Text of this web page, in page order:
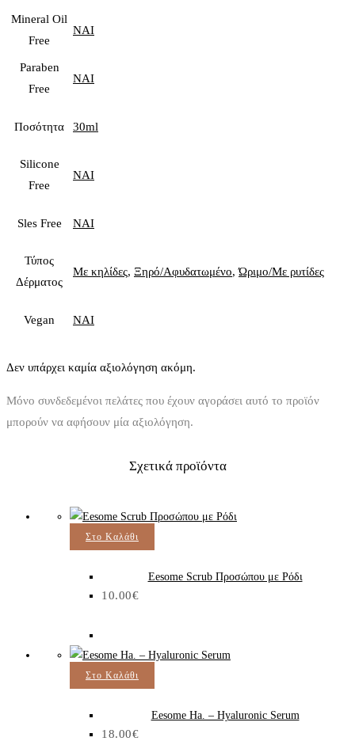
Mineral Oil
Free
ΝΑΙ
Paraben
Free
ΝΑΙ
Ποσότητα 30ml
Silicone
Free
ΝΑΙ
Sles Free ΝΑΙ
Τύπος
Δέρματος
Με κηλίδες, Ξηρό/Αφυδατωμένο,Ώριμο/Με ρυτίδες
Vegan ΝΑΙ
Δεν υπάρχει καμία αξιολόγηση ακόμη.
Μόνο συνδεδεμένοι πελάτες που έχουν αγοράσει αυτό το προϊόν
μπορούν να αφήσουν μία αξιολόγηση.
Σχετικά προϊόντα
Στο Καλάθι
Eesome Scrub Προσώπου με Ρόδι
10.00€
Στο Καλάθι
Eesome Ha. – Hyaluronic Serum
18.00€